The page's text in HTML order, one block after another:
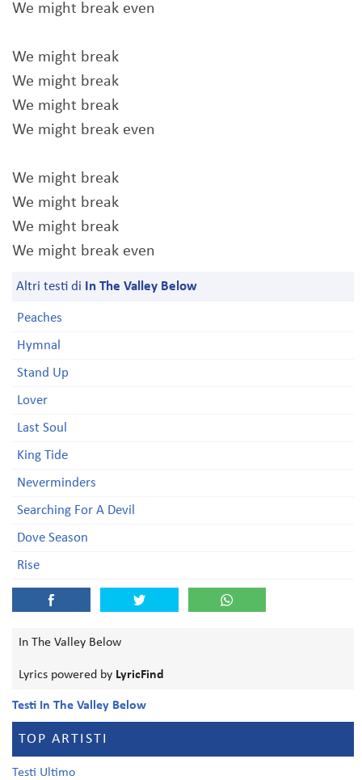
We might break even
We might break
We might break
We might break
We might break even
We might break
We might break
We might break
We might break even
Altri testi di In The Valley Below
Peaches
Hymnal
Stand Up
Lover
Last Soul
King Tide
Neverminders
Searching For A Devil
Dove Season
Rise
In The Valley Below
Lyrics powered by LyricFind
Testi In The Valley Below
TOP ARTISTI
Testi Ultimo